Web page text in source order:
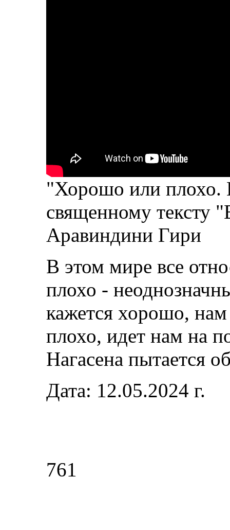
"Хорошо или плохо.
священному
Аравиндини Гири
В этом мире все
плохо -
кажется хорошо, нам
плохо, идет нам на
Нагасена пытается
Дата: 12.05.2024 г.
761